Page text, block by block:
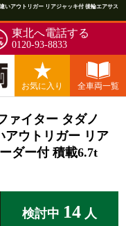
いアウトリガー リアジャッキ付 後輪エアサス
東北へ電話する
0120-93-8833
お気に入り 全車両一覧
ァイター タダノ
アウトリガー リア
ダー付 積載6.7t
検討中 14 人